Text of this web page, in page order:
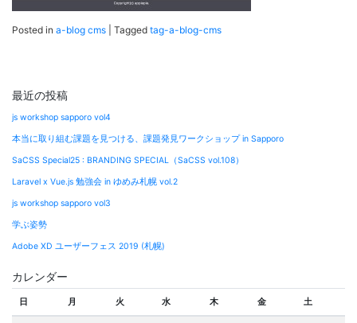
Posted in a-blog cms Tagged tag-a-blog-cms
最近の投稿
js workshop sapporo vol4
本当に取り組む課題を見つける、課題発見ワークショップ in Sapporo
SaCSS Special25 : BRANDING SPECIAL（SaCSS vol.108）
Laravel x Vue.js 勉強会 in ゆめみ札幌 vol.2
js workshop sapporo vol3
学ぶ姿勢
Adobe XD ユーザーフェス 2019 (札幌)
カレンダー
日 月 火 水 木 金 土